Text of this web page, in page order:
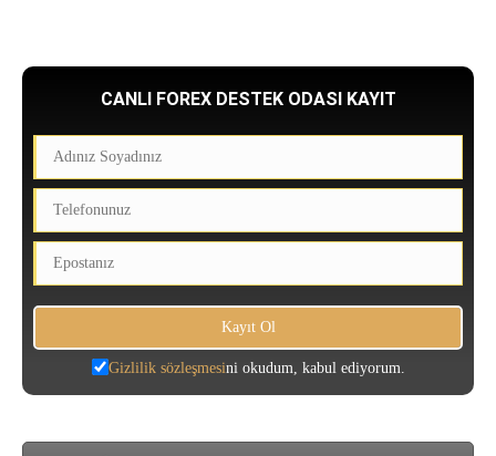
CANLI FOREX DESTEK ODASI KAYIT
Gizlilik sözleşmesini okudum, kabul ediyorum.